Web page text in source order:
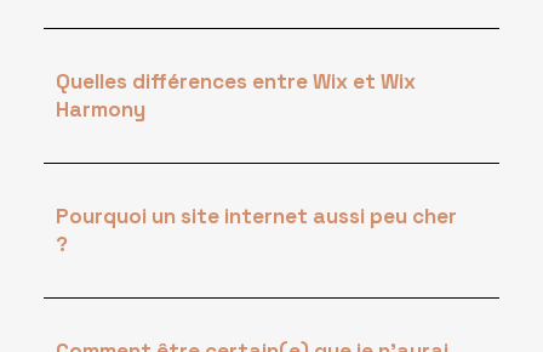
Quelles différences entre Wix et Wix
Harmony
Pourquoi un site internet aussi peu cher
?